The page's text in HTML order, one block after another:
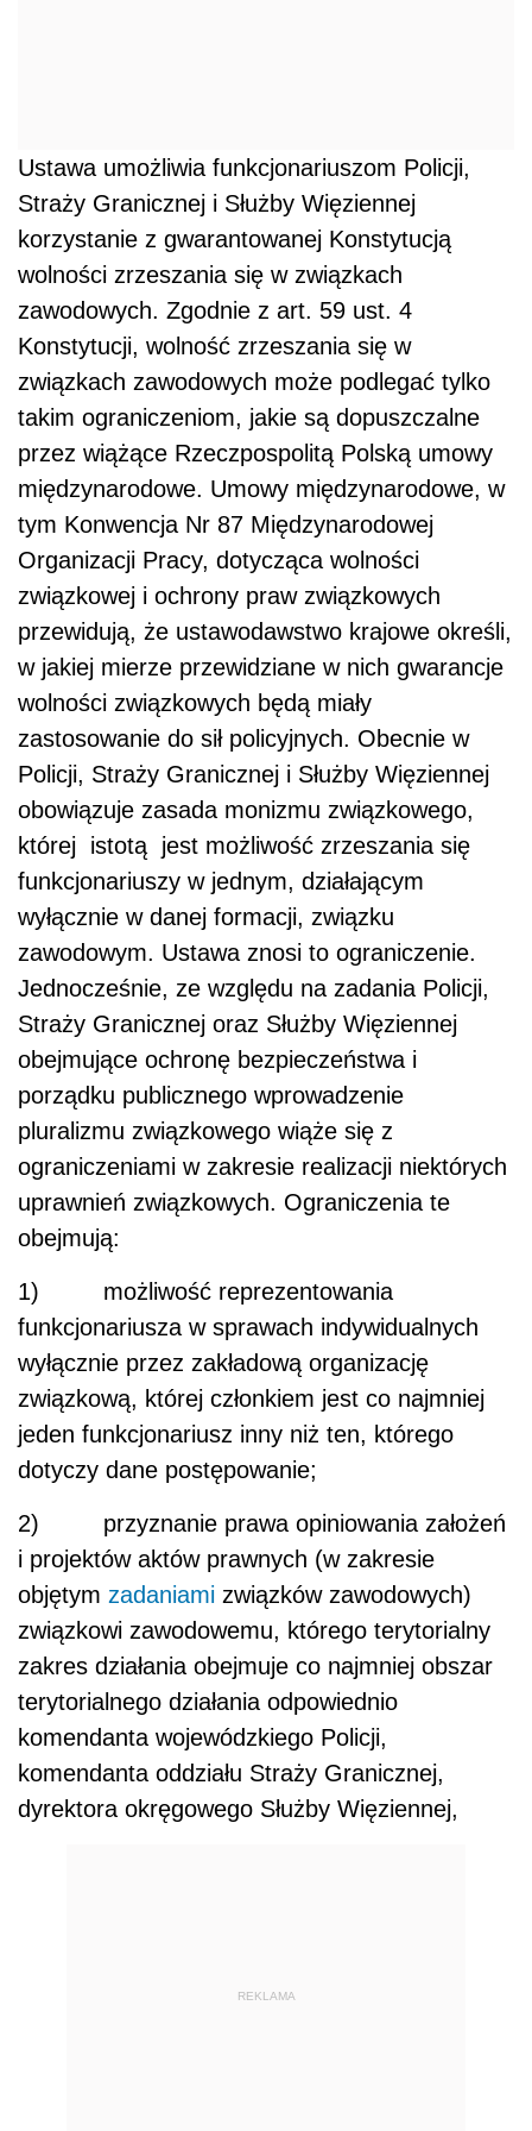
Ustawa umożliwia funkcjonariuszom Policji,
Straży Granicznej i Służby Więziennej
korzystanie z gwarantowanej Konstytucją
wolności zrzeszania się w związkach
zawodowych. Zgodnie z art. 59 ust. 4
Konstytucji, wolność zrzeszania się w
związkach zawodowych może podlegać tylko
takim ograniczeniom, jakie są dopuszczalne
przez wiążące Rzeczpospolitą Polską umowy
międzynarodowe. Umowy międzynarodowe, w
tym Konwencja Nr 87 Międzynarodowej
Organizacji Pracy, dotycząca wolności
związkowej i ochrony praw związkowych
przewidują, że ustawodawstwo krajowe określi,
w jakiej mierze przewidziane w nich gwarancje
wolności związkowych będą miały
zastosowanie do sił policyjnych. Obecnie w
Policji, Straży Granicznej i Służby Więziennej
obowiązuje zasada monizmu związkowego,
której istotą jest możliwość zrzeszania się
funkcjonariuszy w jednym, działającym
wyłącznie w danej formacji, związku
zawodowym. Ustawa znosi to ograniczenie.
Jednocześnie, ze względu na zadania Policji,
Straży Granicznej oraz Służby Więziennej
obejmujące ochronę bezpieczeństwa i
porządku publicznego wprowadzenie
pluralizmu związkowego wiąże się z
ograniczeniami w zakresie realizacji niektórych
uprawnień związkowych. Ograniczenia te
obejmują:
1) możliwość reprezentowania
funkcjonariusza w sprawach indywidualnych
wyłącznie przez zakładową organizację
związkową, której członkiem jest co najmniej
jeden funkcjonariusz inny niż ten, którego
dotyczy dane postępowanie;
2) przyznanie prawa opiniowania założeń
i projektów aktów prawnych (w zakresie
objętym zadaniami związków zawodowych)
związkowi zawodowemu, którego terytorialny
zakres działania obejmuje co najmniej obszar
terytorialnego działania odpowiednio
komendanta wojewódzkiego Policji,
komendanta oddziału Straży Granicznej,
dyrektora okręgowego Służby Więziennej,
REKLAMA